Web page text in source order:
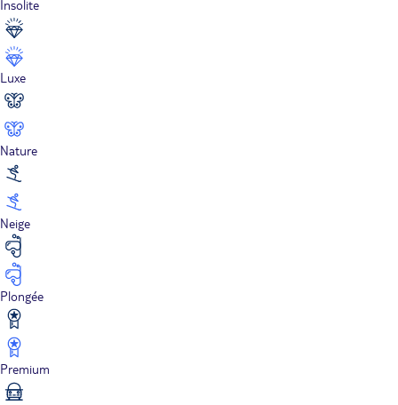
Insolite
Luxe
Nature
Neige
Plongée
Premium